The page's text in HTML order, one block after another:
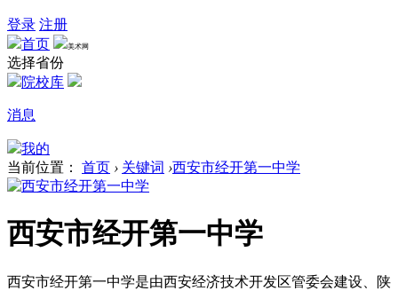
登录 注册
首页
美术网
选择省份
院校库
消息
我的
当前位置：
首页 › 关键词 ›西安市经开第一中学
西安市经开第一中学
西安市经开第一中学是由西安经济技术开发区管委会建设、陕